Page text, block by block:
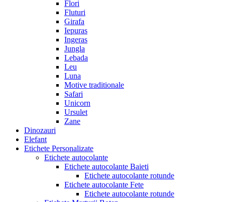
Flori
Fluturi
Girafa
Iepuras
Ingeras
Jungla
Lebada
Leu
Luna
Motive traditionale
Safari
Unicorn
Ursulet
Zane
Dinozauri
Elefant
Etichete Personalizate
Etichete autocolante
Etichete autocolante Baieti
Etichete autocolante rotunde
Etichete autocolante Fete
Etichete autocolante rotunde